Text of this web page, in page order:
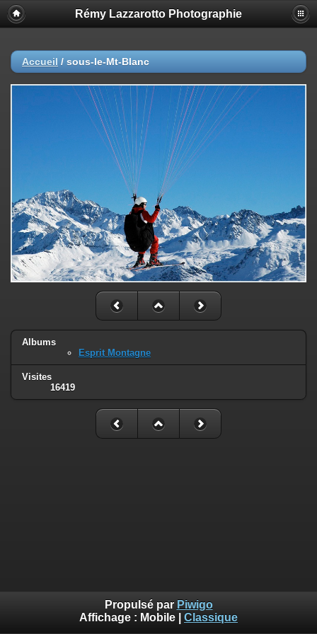
Rémy Lazzarotto Photographie
Accueil / sous-le-Mt-Blanc
Albums
Esprit Montagne
Visites
16419
Propulsé par Piwigo
Affichage : Mobile Classique